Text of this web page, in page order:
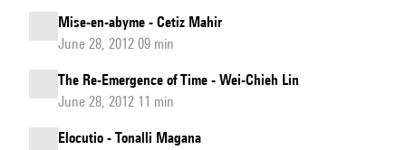
Mise-en-abyme - Cetiz Mahir
June 28, 2012 09 min
The Re-Emergence of Time - Wei-Chieh Lin
June 28, 2012 11 min
Elocutio - Tonalli Magana